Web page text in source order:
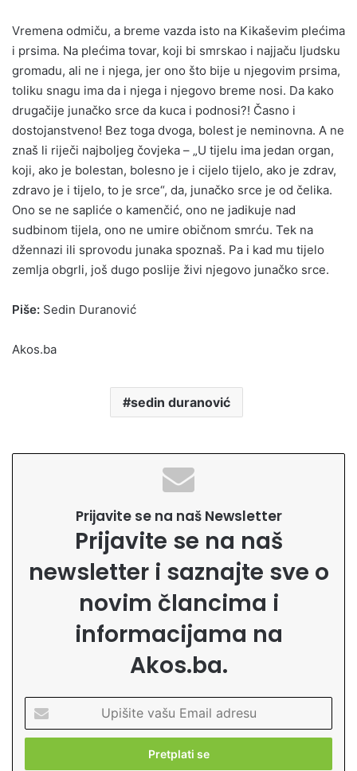
Vremena odmiču, a breme vazda isto na Kikaševim plećima
i prsima. Na plećima tovar, koji bi smrskao i najjaču ljudsku
gromadu, ali ne i njega, jer ono što bije u njegovim prsima,
toliku snagu ima da i njega i njegovo breme nosi. Da kako
drugačije junačko srce da kuca i podnosi?! Časno i
dostojanstveno! Bez toga dvoga, bolest je neminovna. A ne
znaš li riječi najboljeg čovjeka – „U tijelu ima jedan organ,
koji, ako je bolestan, bolesno je i cijelo tijelo, ako je zdrav,
zdravo je i tijelo, to je srce“, da, junačko srce je od čelika.
Ono se ne sapliće o kamenčić, ono ne jadikuje nad
sudbinom tijela, ono ne umire običnom smrću. Tek na
džennazi ili sprovodu junaka spoznaš. Pa i kad mu tijelo
zemlja obgrli, još dugo poslije živi njegovo junačko srce.
Piše: Sedin Duranović
Akos.ba
sedin duranović
Prijavite se na naš Newsletter
Prijavite se na naš
newsletter i saznajte sve o
novim člancima i
informacijama na
Akos.ba.
i